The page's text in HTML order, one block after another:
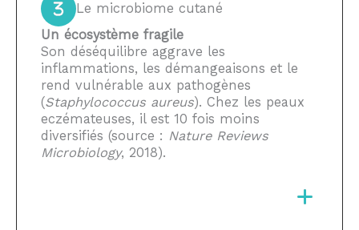
Le microbiome cutané
Un écosystème fragile
Son déséquilibre aggrave les
inflammations, les démangeaisons et le
rend vulnérable aux pathogènes
(Staphylococcus aureus). Chez les peaux
eczémateuses, il est 10 fois moins
diversifiés (source : Nature Reviews
Microbiology, 2018).